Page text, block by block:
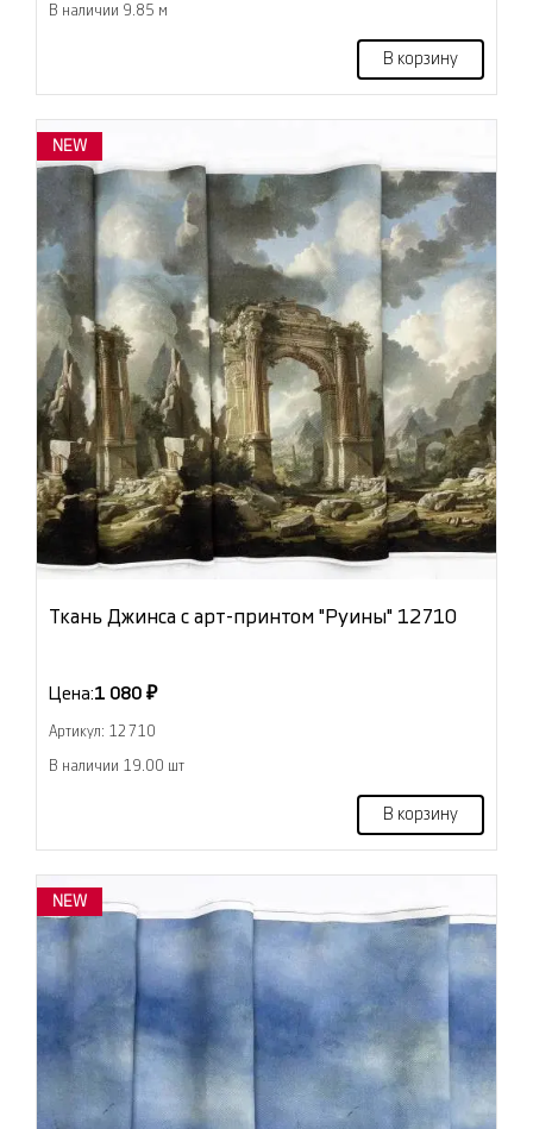
В наличии 9.85 м
В корзину
NEW
Ткань Джинса с арт-принтом "Руины" 12710
Цена:1 080 ₽
Артикул: 12710
В наличии 19.00 шт
В корзину
NEW